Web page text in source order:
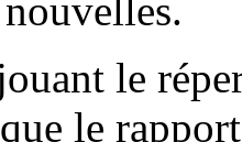
le
le